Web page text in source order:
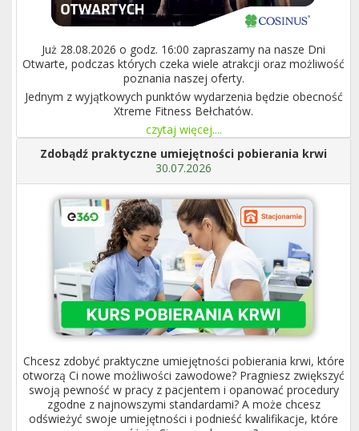
Już 28.08.2026 o godz. 16:00 zapraszamy na nasze Dni
Otwarte, podczas których czeka wiele atrakcji oraz możliwość
poznania naszej oferty.
Jednym z wyjątkowych punktów wydarzenia będzie obecność
Xtreme Fitness Bełchatów.
czytaj więcej....
Zdobądź praktyczne umiejętności pobierania krwi
30.07.2026
Chcesz zdobyć praktyczne umiejętności pobierania krwi, które
otworzą Ci nowe możliwości zawodowe? Pragniesz zwiększyć
swoją pewność w pracy z pacjentem i opanować procedury
zgodne z najnowszymi standardami? A może chcesz
odświeżyć swoje umiejętności i podnieść kwalifikacje, które